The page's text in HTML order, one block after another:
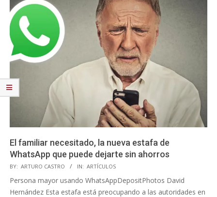
El familiar necesitado, la nueva estafa de
WhatsApp que puede dejarte sin ahorros
2021-
11-
13
BY: ARTURO CASTRO IN: ARTÍCULOS
Persona mayor usando WhatsAppDepositPhotos David
Hernández Esta estafa está preocupando a las autoridades en